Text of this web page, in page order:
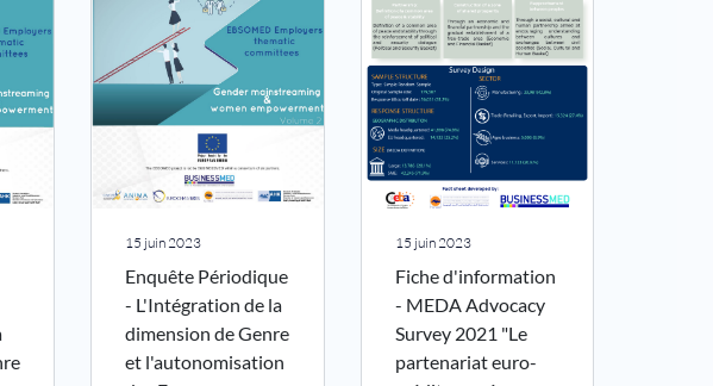
15 juin 2023
Enquête Périodique
- L'Intégration de la
dimension de Genre
et l'autonomisation
15 juin 2023
Fiche d'information
- MEDA Advocacy
Survey 2021 "Le
partenariat euro-